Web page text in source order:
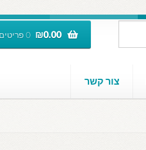
₪0.00 0 פריטים
צור קשר